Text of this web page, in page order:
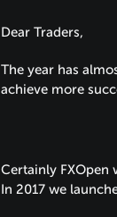
Dear Traders,
The year has
achieve more
Certainly FXOpen
In 2017 we